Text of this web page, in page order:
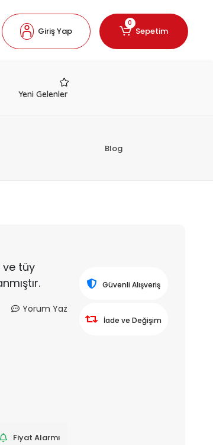
Giriş Yap
0
Sepetim
Yeni Gelenler
Blog
ve tüy
Yorum Yaz
Fiyat Alarmı
Güvenli Alışveriş
İade ve Değişim